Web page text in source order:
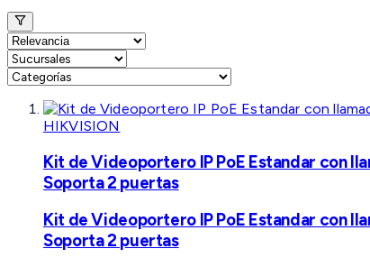
HIKVISION
Kit de Videoportero IP PoE Estandar con
Soporta 2 puertas
Kit de Videoportero IP PoE Estandar con
Soporta 2 puertas